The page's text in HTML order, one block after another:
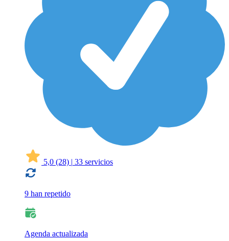
5,0 (28) | 33 servicios
9 han repetido
Agenda actualizada